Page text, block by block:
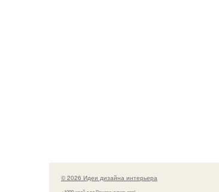
© 2026 Идеи дизайна интерьера